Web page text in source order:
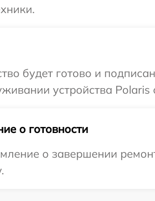
будет готово и
устройства
о готовности
о завершении